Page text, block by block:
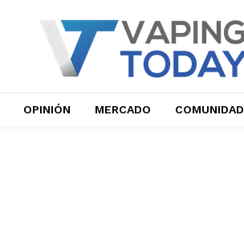
OPINIÓN MERCADO COMUNIDAD